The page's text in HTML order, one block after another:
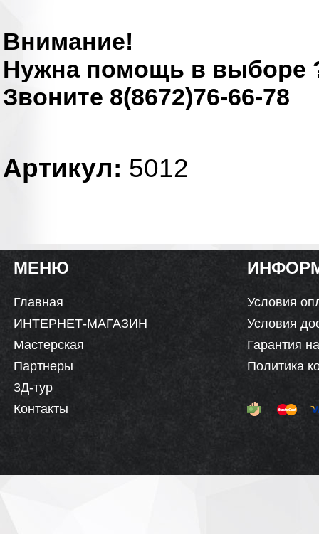
Внимание!
Нужна помощь в выборе
Звоните 8(8672)76-66-78
Артикул: 5012
МЕНЮ
Главная
Условия
ИНТЕРНЕТ-МАГАЗИН
Условия
Мастерская
Гарантия
Партнеры
Политика
3Д-тур
Контакты